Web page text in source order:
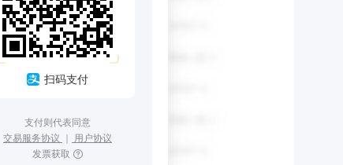
扫码支付
支付则代表同意
交易服务协议 ｜ 用户协议
发票获取